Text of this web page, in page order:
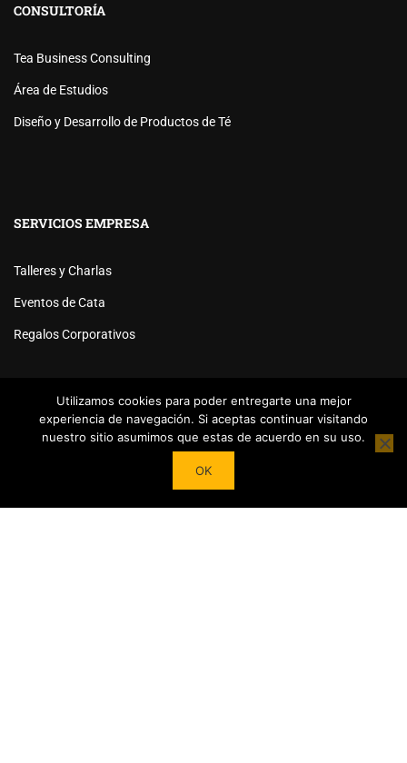
CONSULTORÍA
Tea Business Consulting
Área de Estudios
Diseño y Desarrollo de Productos de Té
SERVICIOS EMPRESA
Talleres y Charlas
Eventos de Cata
Regalos Corporativos
Powered byTea Institute Latinoamérica ® 2026. Todos Los
Utilizamos cookies para poder entregarte una mejor
experiencia de navegación. Si aceptas continuar visitando
nuestro sitio asumimos que estas de acuerdo en su uso.
OK